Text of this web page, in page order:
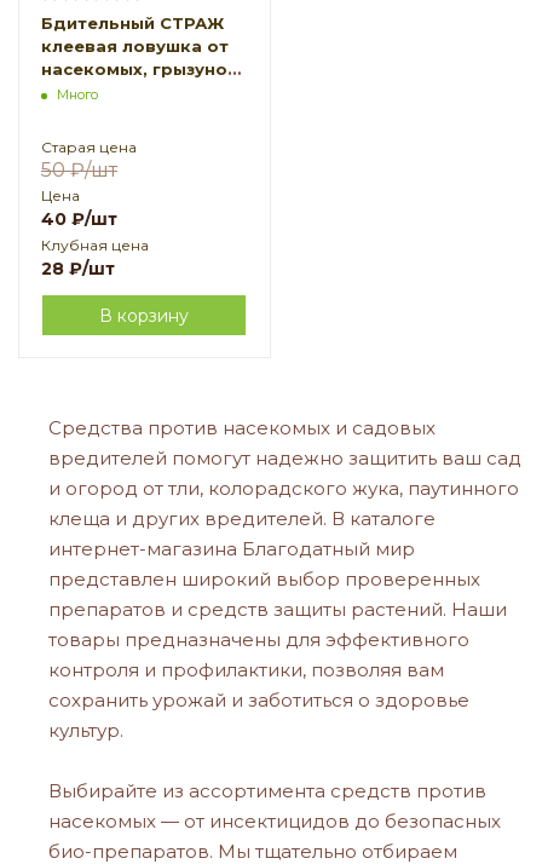
Бдительный СТРАЖ
клеевая ловушка от
насекомых, грызунов
2 в 1 домик
Много
Старая цена
50₽/шт
Цена
40 ₽/шт
Клубная цена
28 ₽/шт
В корзину
Средства против насекомых и садовых
вредителей помогут надежно защитить ваш сад
и огород от тли, колорадского жука, паутинного
клеща и других вредителей. В каталоге
интернет-магазина Благодатный мир
представлен широкий выбор проверенных
препаратов и средств защиты растений. Наши
товары предназначены для эффективного
контроля и профилактики, позволяя вам
сохранить урожай и заботиться о здоровье
культур.
Выбирайте из ассортимента средств против
насекомых — от инсектицидов до безопасных
био-препаратов. Мы тщательно отбираем